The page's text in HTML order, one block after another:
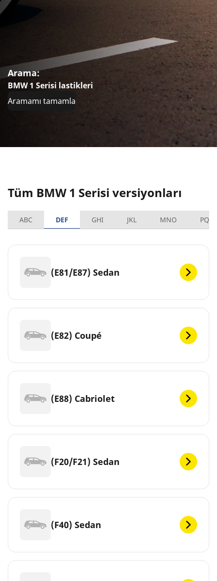
Arama:
BMW 1 Serisi lastikleri
Aramamı tamamla
Tüm BMW 1 Serisi versiyonları
ABC DEF GHI JKL MNO PQRS
(E81/E87) Sedan
(E82) Coupé
(E88) Cabriolet
(F20/F21) Sedan
(F40) Sedan